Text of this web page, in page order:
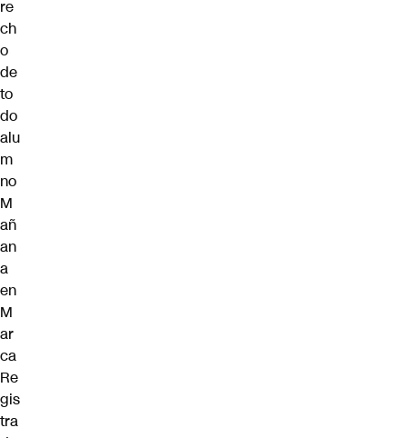
re
ch
o
de
to
do
alu
m
no
M
añ
an
a
en
M
ar
ca
Re
gis
tra